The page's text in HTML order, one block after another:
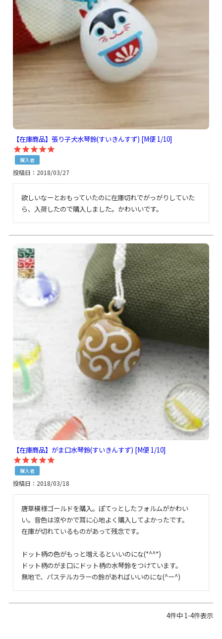
【在庫商品】張り子犬水琴鈴(すいきんすず) [M便 1/10]
購入者
投稿日 2018/03/27
欲しいなーとおもっていたのに在庫切れでがっがりしていた
ら、入荷したので購入しました。かわいいです。
【在庫商品】がま口水琴鈴(すいきんすず) [M便 1/10]
購入者
投稿日 2018/03/18
唐草模様ゴールドを購入。ぽてっとしたフォルムがかわい
い。音色は涼やかで耳に心地よく購入してよかったです。
在庫が切れているものがあって残念です。
ドット柄の色がもっと増えるといいのにな(*^^*)
ドット柄のがま口にドット柄の水琴鈴をつけています。
4件中 1-4件表示